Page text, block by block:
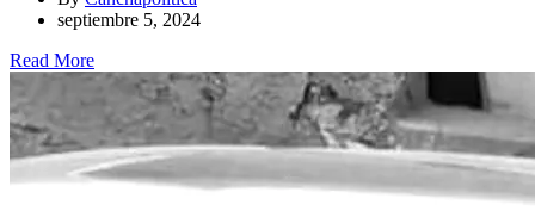
septiembre 5, 2024
Read More